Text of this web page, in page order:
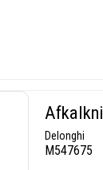
Delonghi
M547675